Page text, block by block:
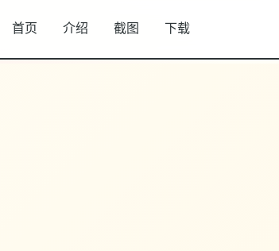
首页 介绍 截图 下载